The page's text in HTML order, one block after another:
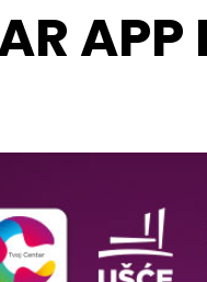
APP